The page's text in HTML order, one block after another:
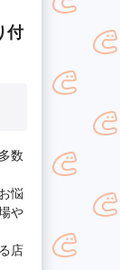
付
数
悩
や
店